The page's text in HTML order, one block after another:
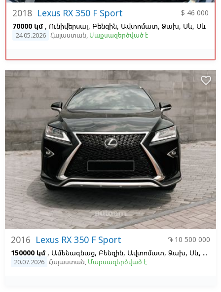
2018 Lexus RX 350 F Sport
$ 46 000
70000 կմ , Ունիվերսալ, Բենզին, Ավտոմատ, Ձախ, Սև, Սև
24.05.2026 Հայաստան, Մաքսազերծված է
2016 Lexus RX 350 F Sport
֏ 10 500 000
150000 կմ , Ամենագնաց, Բենզին, Ավտոմատ, Ձախ, Սև, Սև
20.07.2026 Հայաստան, Մաքսազերծված է
favorite_border